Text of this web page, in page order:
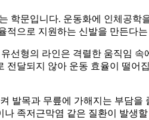
학문입니다. 운동화에 인체공학
적으로 지원하는 신발을 만든다
선형의 라인은 격렬한 움직임
달되지 않아 운동 효율이 떨어
발목과 무릎에 가해지는 부담을
족저근막염 같은 질환이 발생